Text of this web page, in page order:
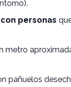
personas
metro
pañuelos